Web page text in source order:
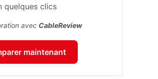
quelques clics
avec CableReview
maintenant